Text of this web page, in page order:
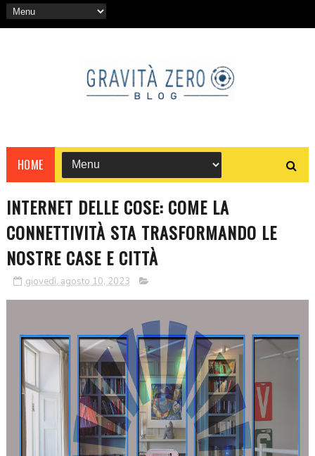
HOME
INTERNET DELLE COSE: COME LA
CONNETTIVITÀ STA TRASFORMANDO LE
NOSTRE CASE E CITTÀ
giovedì, agosto 10, 2023